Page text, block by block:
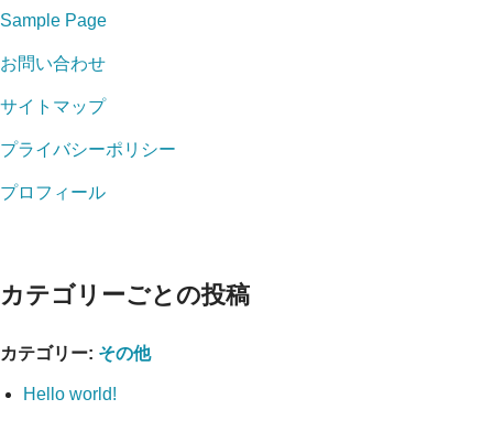
Sample Page
お問い合わせ
サイトマップ
プライバシーポリシー
プロフィール
カテゴリーごとの投稿
カテゴリー: その他
Hello world!